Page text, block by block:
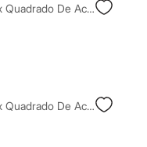
Óculos De Sol Unissex Quadrado De Acetato Esportivo Preto
Óculos De Sol Unissex Quadrado De Acetato Preto